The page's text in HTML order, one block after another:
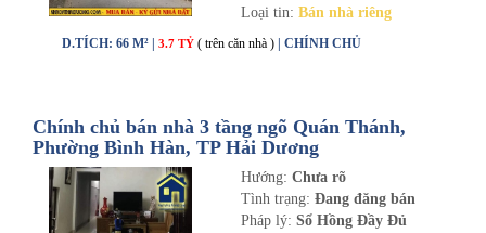
Loại tin: Bán nhà riêng
D.TÍCH: 66 M² | 3.7 TỶ ( trên căn nhà ) | CHÍNH CHỦ
Chính chủ bán nhà 3 tầng ngõ Quán Thánh,
Phường Bình Hàn, TP Hải Dương
Hướng: Chưa rõ
Tình trạng: Đang đăng bán
Pháp lý: Sổ Hồng Đầy Đủ